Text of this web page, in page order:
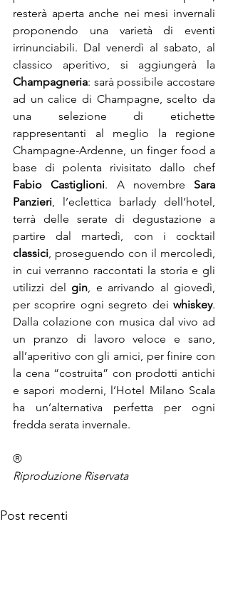
resterà aperta anche nei mesi invernali
proponendo una varietà di eventi
irrinunciabili. Dal venerdì al sabato, al
Champagneria: sarà possibile accostare
ad un calice di Champagne, scelto da
una selezione di etichette
rappresentanti al meglio la regione
Champagne-Ardenne, un finger food a
Fabio Castiglioni. A novembre Sara
Panzieri, l’eclettica barlady dell’hotel,
terrà delle serate di degustazione a
classici, proseguendo con il mercoledì,
in cui verranno raccontati la storia e gli
utilizzi del gin, e arrivando al giovedì,
per scoprire ogni segreto dei whiskey.
Dalla colazione con musica dal vivo ad
un pranzo di lavoro veloce e sano,
all’aperitivo con gli amici, per finire con
la cena “costruita” con prodotti antichi
e sapori moderni, l’Hotel Milano Scala
ha un’alternativa perfetta per ogni
fredda serata invernale.
®
Riproduzione Riservata
Post recenti